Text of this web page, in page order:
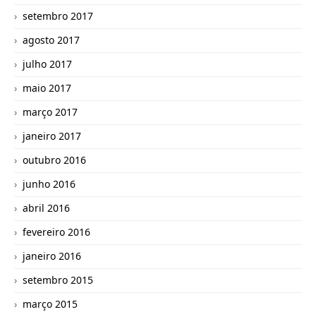
setembro 2017
agosto 2017
julho 2017
maio 2017
março 2017
janeiro 2017
outubro 2016
junho 2016
abril 2016
fevereiro 2016
janeiro 2016
setembro 2015
março 2015